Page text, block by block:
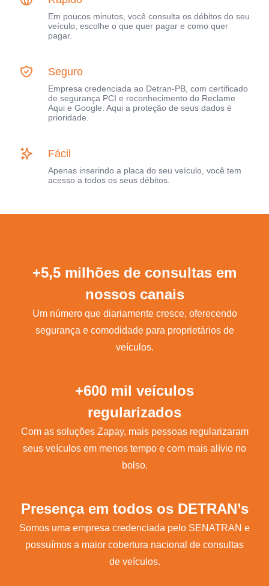
Em poucos minutos, você consulta os débitos do seu
veículo, escolhe o que quer pagar e como quer
pagar.
Seguro
Empresa credenciada ao Detran-PB, com certificado
de segurança PCI e reconhecimento do Reclame
Aqui e Google. Aqui a proteção de seus dados é
prioridade.
Fácil
Apenas inserindo a placa do seu veículo, você tem
acesso a todos os seus débitos.
+5,5 milhões de consultas em
nossos canais
Um número que diariamente cresce, oferecendo
segurança e comodidade para proprietários de
veículos.
+600 mil veículos
regularizados
Com as soluções Zapay, mais pessoas regularizaram
seus veículos em menos tempo e com mais alívio no
bolso.
Presença em todos os DETRAN’s
Somos uma empresa credenciada pelo SENATRAN e
possuímos a maior cobertura nacional de consultas
de veículos.